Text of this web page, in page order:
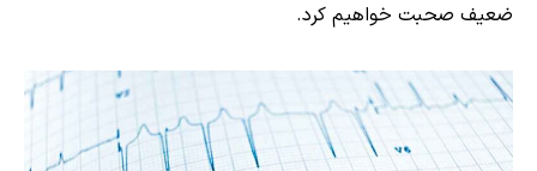
ضعیف صحبت خواهیم کرد.